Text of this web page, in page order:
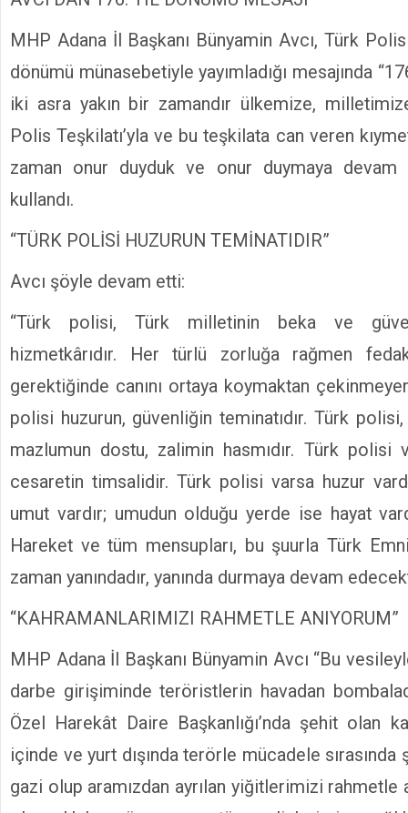
MHP Adana İl Başkanı Bünyamin Avcı, Türk Polis
dönümü münasebetiyle yayımladığı mesajında
iki asra yakın bir zamandır ülkemize,
Polis Teşkilatı’yla ve bu teşkilata can veren
zaman onur duyduk ve onur duymaya devam
kullandı.
“TÜRK POLİSİ HUZURUN TEMİNATIDIR”
Avcı şöyle devam etti:
“Türk polisi, Türk milletinin beka ve
hizmetkârıdır. Her türlü zorluğa rağmen
gerektiğinde canını ortaya koymaktan
polisi huzurun, güvenliğin teminatıdır. Türk
mazlumun dostu, zalimin hasmıdır. Türk polisi
cesaretin timsalidir. Türk polisi varsa huzur
umut vardır; umudun olduğu yerde ise hayat
Hareket ve tüm mensupları, bu şuurla Türk
zaman yanındadır, yanında durmaya devam
“KAHRAMANLARIMIZI RAHMETLE ANIYORUM”
MHP Adana İl Başkanı Bünyamin Avcı “Bu
darbe girişiminde teröristlerin havadan
Özel Harekât Daire Başkanlığı’nda şehit olan
içinde ve yurt dışında terörle mücadele
gazi olup aramızdan ayrılan yiğitlerimizi rahmetle